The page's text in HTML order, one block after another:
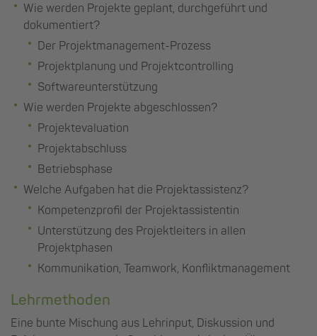
Wie werden Projekte geplant, durchgeführt und
dokumentiert?
Der Projektmanagement-Prozess
Projektplanung und Projektcontrolling
Softwareunterstützung
Wie werden Projekte abgeschlossen?
Projektevaluation
Projektabschluss
Betriebsphase
Welche Aufgaben hat die Projektassistenz?
Kompetenzprofil der Projektassistentin
Unterstützung des Projektleiters in allen
Projektphasen
Kommunikation, Teamwork, Konfliktmanagement
Lehrmethoden
Eine bunte Mischung aus Lehrinput, Diskussion und